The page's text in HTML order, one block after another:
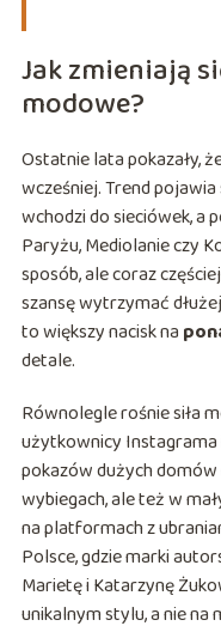
Jak zmieniają
modowe?
Ostatnie lata pokazały,
wcześniej. Trend
wchodzi do sieciówek, a
Paryżu, Mediolanie czy
sposób, ale coraz
szansę wytrzymać
to większy nacisk na
detale.
Równolegle rośnie siła
użytkownicy Instagrama
pokazów dużych
wybiegach, ale też w
na platformach z
Polsce, gdzie marki
Marietę i Katarzynę
unikalnym stylu, a nie na